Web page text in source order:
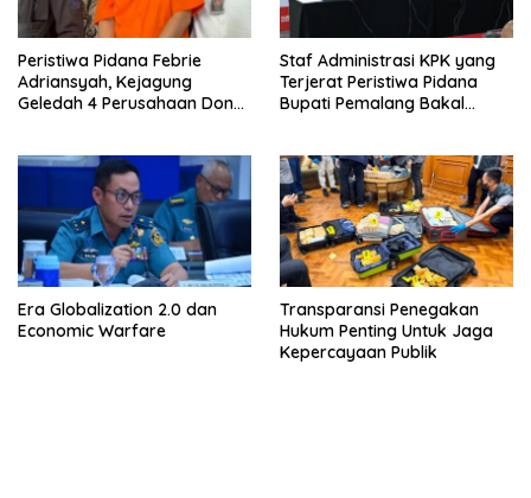
Peristiwa Pidana Febrie
Adriansyah, Kejagung
Geledah 4 Perusahaan Don
Staf Administrasi KPK yang
Terjerat Peristiwa Pidana
Bupati Pemalang Bakal
Era Globalization 2.0 dan
Economic Warfare
Transparansi Penegakan
Hukum Penting Untuk Jaga
Kepercayaan Publik